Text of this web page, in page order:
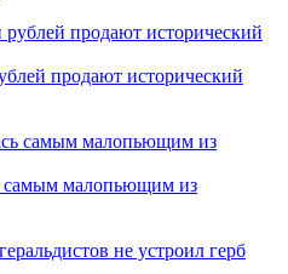
продают исторический
самым малопьющим из